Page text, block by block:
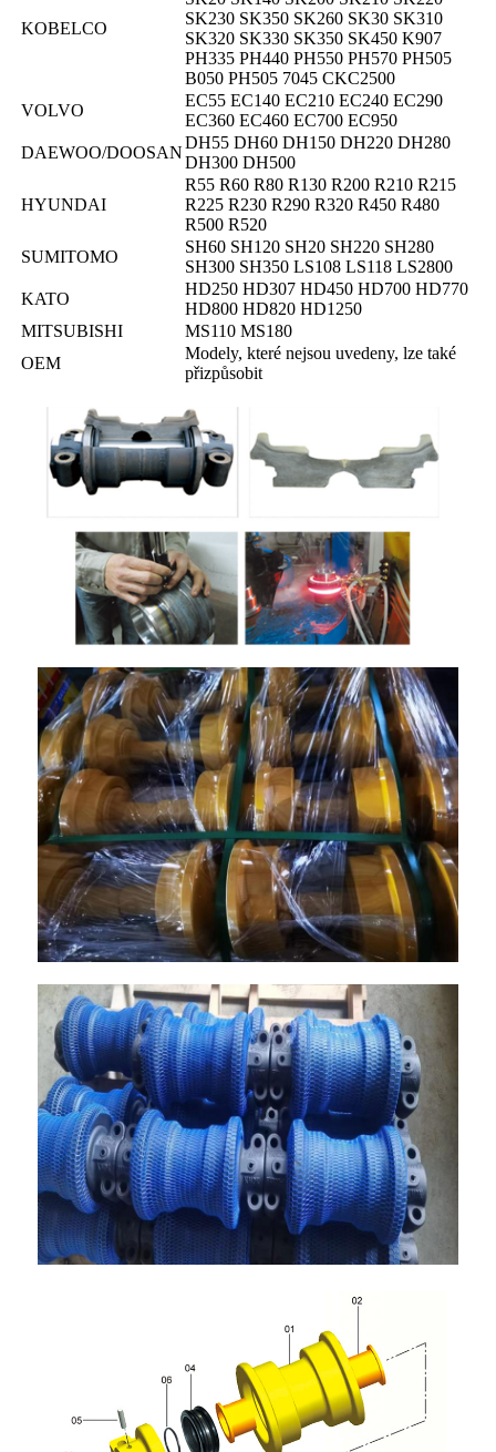
KOBELCO
SK230 SK350 SK260 SK30 SK310
SK320 SK330 SK350 SK450 K907
PH335 PH440 PH550 PH570 PH505
B050 PH505 7045 CKC2500
VOLVO
EC55 EC140 EC210 EC240 EC290
EC360 EC460 EC700 EC950
DAEWOO/DOOSAN
DH55 DH60 DH150 DH220 DH280
DH300 DH500
HYUNDAI
R55 R60 R80 R130 R200 R210 R215
R225 R230 R290 R320 R450 R480
R500 R520
SUMITOMO
SH60 SH120 SH20 SH220 SH280
SH300 SH350 LS108 LS118 LS2800
KATO
HD250 HD307 HD450 HD700 HD770
HD800 HD820 HD1250
MITSUBISHI
MS110 MS180
OEM
Modely, které nejsou uvedeny, lze také
přizpůsobit